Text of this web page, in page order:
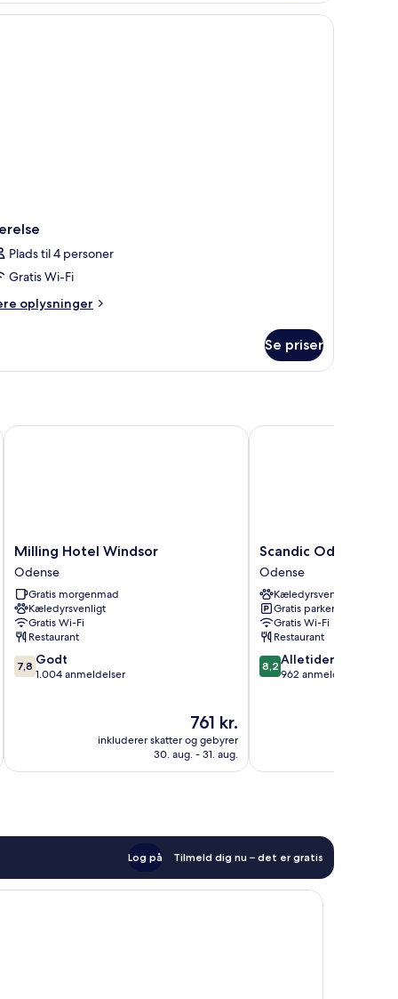
Plads til 4 personer
Gratis Wi-Fi
oplysninger
Se priser
Milling
Hotel
Windsor
Odense
Milling Hotel Windsor
Odense
Gratis morgenmad
Kæledyrsvenligt
Gratis Wi-Fi
Restaurant
7.8
ud
7,8 Godt
1.004 anmeldelser
Prisen
761 kr.
761 kr.
inkluderer skatter og gebyrer
30. aug. - 31. aug.
Milling Hotel Windsor
Scandic
Odense
Odense
Scandic Odense
Odense
Kæledyrsvenligt
Gratis parkering
Gratis Wi-Fi
Restaurant
8.2
ud
8,2 Alletiders
962 anmeldelser
Scandic Odense
Log på Tilmeld dig nu – det er gratis